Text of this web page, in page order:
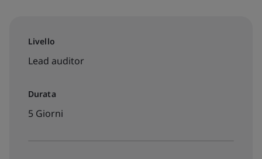
Livello
Lead auditor
Durata
5 Giorni